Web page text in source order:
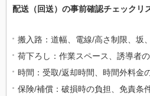
配送（回送）の事前確認チェックリ
搬入路：道幅、電線/高さ制限、坂
荷下ろし：作業スペース、誘導者
時間：受取/返却時間、時間外料金
保険/補償：破損時の負担、免責条